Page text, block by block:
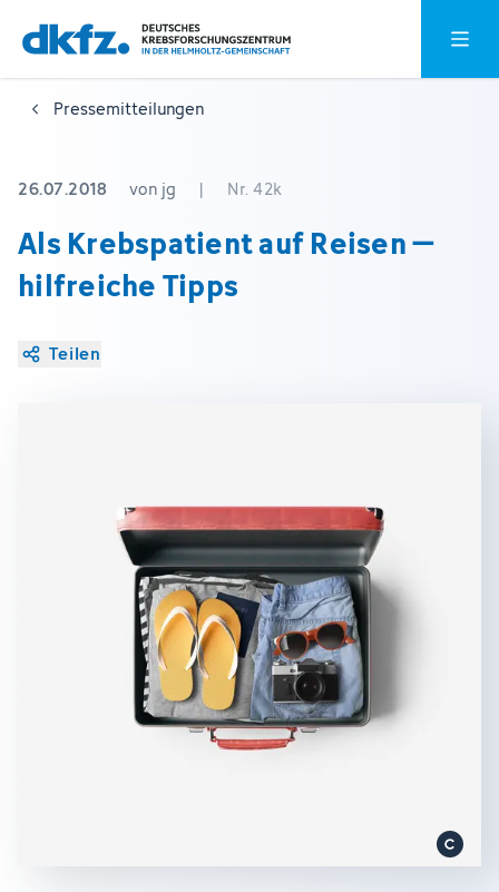
Zum
Hauptinhalt
springen
Zur
Fußzeile
springen
Pressemitteilungen
26.07.2018 von jg | Nr. 42k
Als Krebspatient auf Reisen –
hilfreiche Tipps
Teilen